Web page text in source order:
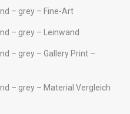
– grey – Fine-Art
– grey – Leinwand
– grey – Gallery Print –
– grey – Material Vergleich